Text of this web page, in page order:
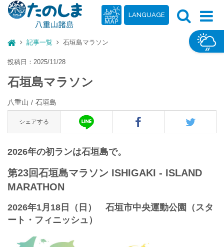
LANGUAGE
記事一覧 石垣島マラソン
投稿日：2025/11/28
石垣島マラソン
八重山 石垣島
シェアする
2026年の初ランは石垣島で。
第23回石垣島マラソン ISHIGAKI - ISLAND
MARATHON
2026年1月18日（日） 石垣市中央運動公園（スタ
ート・フィニッシュ）